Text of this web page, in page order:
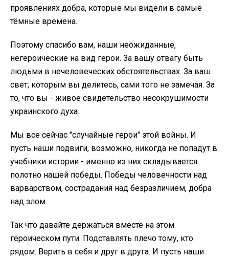
проявлениях добра, которые мы видели в самые
тёмные времена.
Поэтому спасибо вам, наши неожиданные,
негероические на вид герои. За вашу отвагу быть
людьми в нечеловеческих обстоятельствах. За ваш
свет, которым вы делитесь, сами того не замечая. За
то, что вы - живое свидетельство несокрушимости
украинского духа.
Мы все сейчас "случайные герои" этой войны. И
пусть наши подвиги, возможно, никогда не попадут в
учебники истории - именно из них складывается
полотно нашей победы. Победы человечности над
варварством, сострадания над безразличием, добра
над злом.
Так что давайте держаться вместе на этом
героическом пути. Подставлять плечо тому, кто
рядом. Верить в себя и друг в друга. И пусть наши